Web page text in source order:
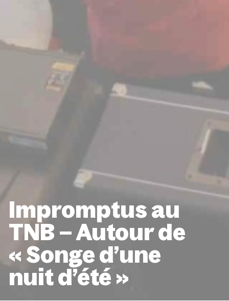
Impromptus au
TNB – Autour de
« Songe d’une
nuit d’été »